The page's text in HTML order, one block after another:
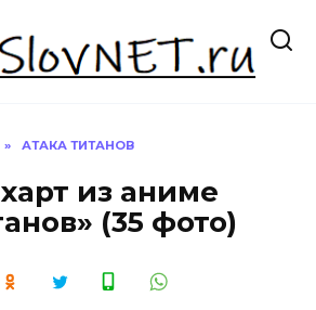
» АТАКА ТИТАНОВ
из аниме
(35 фото)